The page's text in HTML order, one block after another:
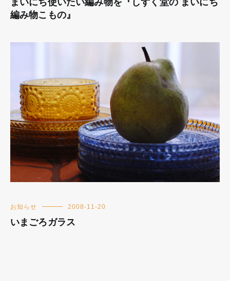
編み物こもの』
お知らせ 2008-11-20
いまごろガラス